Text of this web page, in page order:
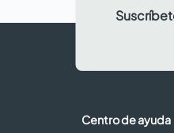
Centro de ayuda